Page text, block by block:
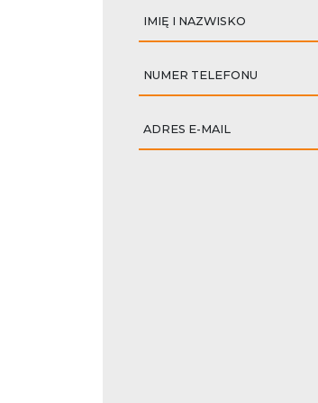
IMIĘ I NAZWISKO
NUMER TELEFONU
ADRES E-MAIL